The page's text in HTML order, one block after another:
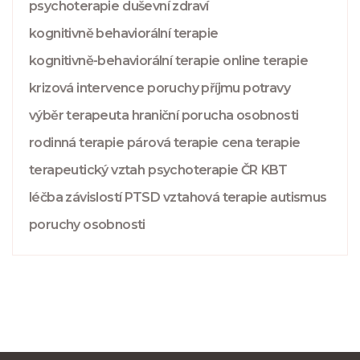
psychoterapie duševní zdraví
kognitivně behaviorální terapie
kognitivně-behaviorální terapie online terapie
krizová intervence poruchy příjmu potravy
výběr terapeuta hraniční porucha osobnosti
rodinná terapie párová terapie cena terapie
terapeutický vztah psychoterapie ČR KBT
léčba závislostí PTSD vztahová terapie autismus
poruchy osobnosti